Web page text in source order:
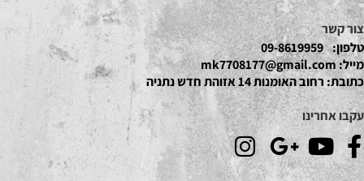
צור קשר
טלפון: 09-8619959
מייל:mk7708177@gmail.com
כתובת: רחוב האומנות 14 אזוהת חדש נתניה
עקבו אחרינו